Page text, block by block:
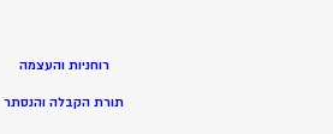
רוחניות והעצמה
תורת הקבלה והנסתר